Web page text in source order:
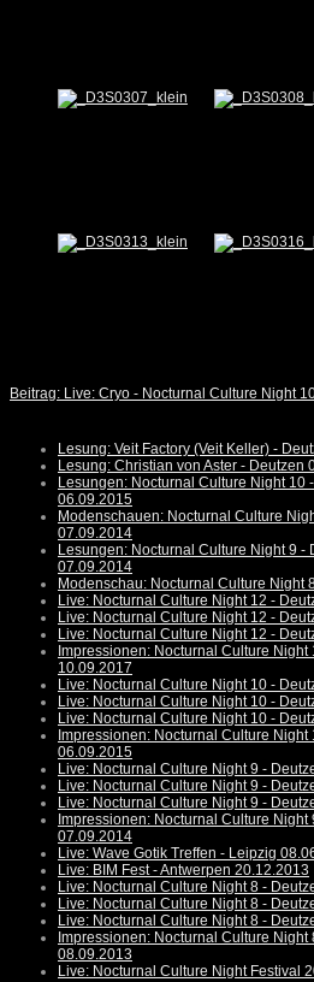
Beitrag: Live: Cryo - Nocturnal Culture Night
Lesung: Veit Factory (Veit Keller) -
Lesung: Christian von Aster - Deutzen
Lesungen: Nocturnal Culture Night 10
06.09.2015
Modenschauen: Nocturnal Culture
07.09.2014
Lesungen: Nocturnal Culture Night 9 -
07.09.2014
Modenschau: Nocturnal Culture Night
Live: Nocturnal Culture Night 12 -
Live: Nocturnal Culture Night 12 -
Live: Nocturnal Culture Night 12 -
Impressionen: Nocturnal Culture
10.09.2017
Live: Nocturnal Culture Night 10 -
Live: Nocturnal Culture Night 10 -
Live: Nocturnal Culture Night 10 -
Impressionen: Nocturnal Culture
06.09.2015
Live: Nocturnal Culture Night 9 -
Live: Nocturnal Culture Night 9 -
Live: Nocturnal Culture Night 9 -
Impressionen: Nocturnal Culture
07.09.2014
Live: Wave Gotik Treffen - Leipzig
Live: BIM Fest - Antwerpen 20.12.2013
Live: Nocturnal Culture Night 8 -
Live: Nocturnal Culture Night 8 -
Live: Nocturnal Culture Night 8 -
Impressionen: Nocturnal Culture
08.09.2013
Live: Nocturnal Culture Night Festival